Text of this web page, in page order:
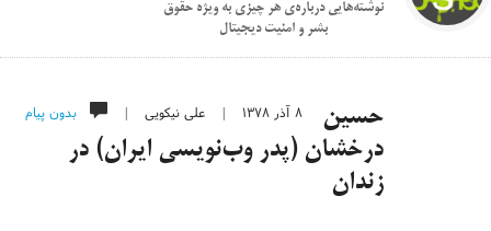
نوشته‌هایی درباره‌ی هر چیزی به ویژه حقوق
بشر و امنیت دیجیتال
۸ آذر ۱۳۷۸ |علی نیکویی | بدون پیام
حسین
درخشان (پدر وب‌نویسی ایران) در
زندان